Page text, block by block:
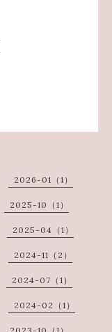
2026-01（1）
2025-10（1）
2025-04（1）
2024-11（2）
2024-07（1）
2024-02（1）